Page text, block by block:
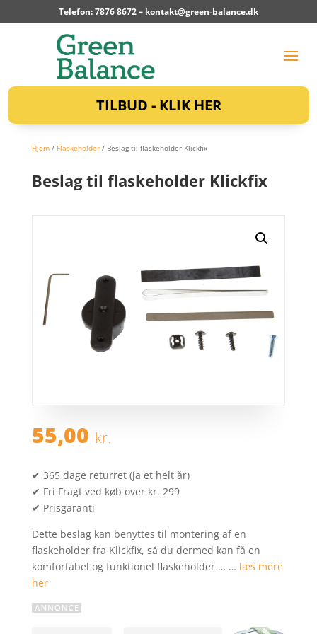
Telefon: 7876 8672 – kontakt@green-balance.dk
TILBUD - KLIK HER
Hjem/ Flaskeholder/ Beslag til flaskeholder Klickfix
Beslag til flaskeholder Klickfix
55,00 kr.
✔ 365 dage returret (ja et helt år)
✔ Fri Fragt ved køb over kr. 299
✔ Prisgaranti
Dette beslag kan benyttes til montering af en
flaskeholder fra Klickfix, så du dermed kan få en
komfortabel og funktionel flaskeholder … … læs mere
her